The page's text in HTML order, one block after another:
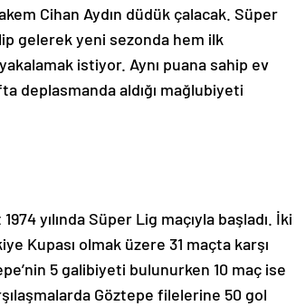
Cihan Aydın düdük çalacak. Süper
gelerek yeni sezonda hem ilk
istiyor. Aynı puana sahip ev
deplasmanda aldığı mağlubiyeti
yılında Süper Lig maçıyla başladı. İki
Kupası olmak üzere 31 maçta karşı
5 galibiyeti bulunurken 10 maç ise
Göztepe filelerine 50 gol